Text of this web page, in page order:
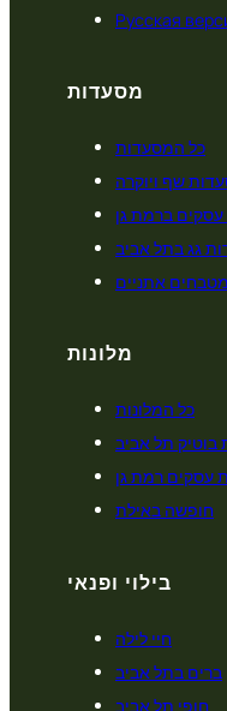
Русская
מסעדות
כל המסעדות
שף ויוקרה
ברמת גן
גג בתל אביב
מטבחים אתניים
מלונות
כל המלונות
בוטיק תל אביב
עסקים רמת גן
חופשה באילת
בילוי ופנאי
חיי לילה
ברים בתל אביב
חופי תל אביב